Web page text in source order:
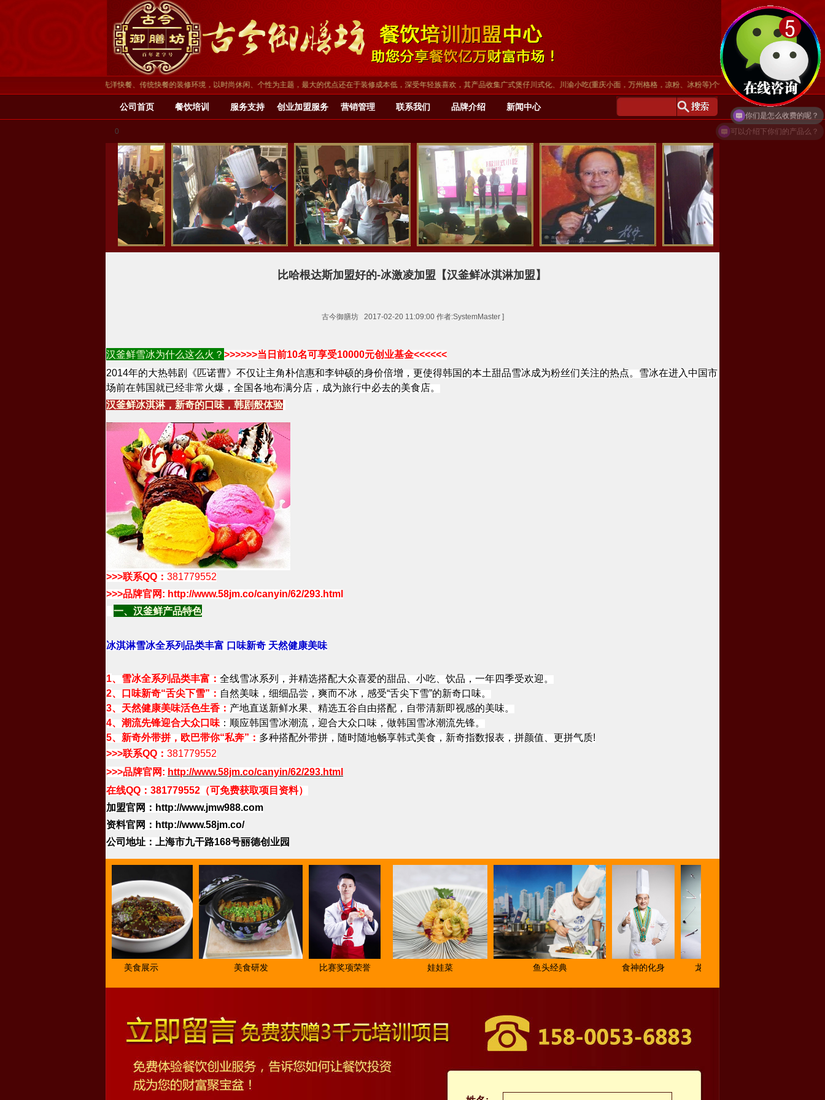
闲快餐项目，环境有别于先洋快餐、传统快餐的装修环境，以时尚休闲、个性为主题，最大的优点还在于装修成本低，深受年轻族喜欢，其产品收集广式煲仔川式化、川渝小吃(重庆小面，万州格格，凉粉、冰粉等)个性化等配以川味老卤菜巧妙结合形
公司首页 餐饮培训 服务支持 创业加盟服务 营销管理 联系我们 品牌介绍 新闻中心
0
比哈根达斯加盟好的-冰激凌加盟【汉釜鲜冰淇淋加盟】
古今御膳坊 2017-02-20 11:09:00 作者:SystemMaster ]
汉釜鲜雪冰为什么这么火？ >>>>>>当日前10名可享受10000元创业基金<<<<<<
2014年的大热韩剧《匹诺曹》不仅让主角朴信惠和李钟硕的身价倍增，更使得韩国的本土甜品雪冰成为粉丝们关注的热点。雪冰在进入中国市
场前在韩国就已经非常火爆，全国各地布满分店，成为旅行中必去的美食店。
汉釜鲜冰淇淋，新奇的口味，韩剧般体验
>>>联系QQ： 381779552
>>>品牌官网: http://www.58jm.co/canyin/62/293.html
一、汉釜鲜产品特色
冰淇淋雪冰全系列品类丰富 口味新奇 天然健康美味
1、雪冰全系列品类丰富： 全线雪冰系列，并精选搭配大众喜爱的甜品、小吃、饮品，一年四季受欢迎。
2、口味新奇“舌尖下雪”： 自然美味，细细品尝，爽而不冰，感受“舌尖下雪”的新奇口味。
3、天然健康美味活色生香： 产地直送新鲜水果、精选五谷自由搭配，自带清新即视感的美味。
4、潮流先锋迎合大众口味 ：顺应韩国雪冰潮流，迎合大众口味，做韩国雪冰潮流先锋。
5、新奇外带拼，欧巴带你“私奔”： 多种搭配外带拼，随时随地畅享韩式美食，新奇指数报表，拼颜值、更拼气质!
>>>联系QQ： 381779552
>>>品牌官网: http://www.58jm.co/canyin/62/293.html
在线QQ ： 381779552 （可免费获取项目资料）
加盟官网： http://www.jmw988.com
资料官网： http://www.58jm.co/
公司地址：上海市九干路168号丽德创业园
美食展示 美食研发 比赛奖项荣誉 娃娃菜 鱼头经典 食神的化身 龙虾教学
你们是怎么收费的呢？